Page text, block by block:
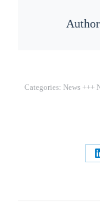
Categories: News +++